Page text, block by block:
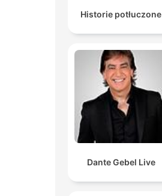
Historie potłuczone
Dante Gebel Live